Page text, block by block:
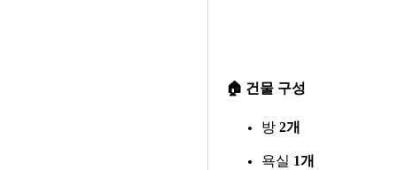
🏠 건물 구성
방 2개
욕실 1개